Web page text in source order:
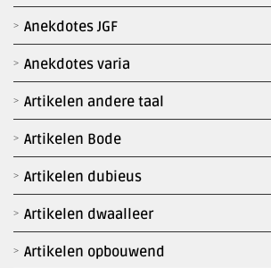
Anekdotes JGF
Anekdotes varia
Artikelen andere taal
Artikelen Bode
Artikelen dubieus
Artikelen dwaalleer
Artikelen opbouwend